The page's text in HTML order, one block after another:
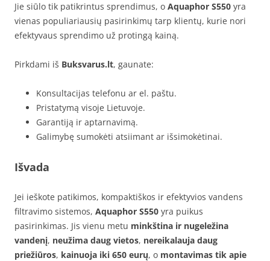
Jie siūlo tik patikrintus sprendimus, o Aquaphor S550 yra
vienas populiariausių pasirinkimų tarp klientų, kurie nori
efektyvaus sprendimo už protingą kainą.
Pirkdami iš Buksvarus.lt, gaunate:
Konsultacijas telefonu ar el. paštu.
Pristatymą visoje Lietuvoje.
Garantiją ir aptarnavimą.
Galimybę sumokėti atsiimant ar išsimokėtinai.
Išvada
Jei ieškote patikimos, kompaktiškos ir efektyvios vandens
filtravimo sistemos, Aquaphor S550 yra puikus
pasirinkimas. Jis vienu metu minkština ir nugeležina
vandenį, neužima daug vietos, nereikalauja daug
priežiūros, kainuoja iki 650 eurų, o montavimas tik apie